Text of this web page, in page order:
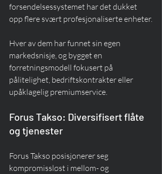
forsendelsessystemet har det dukket
opp flere svært profesjonaliserte enheter.
Hver av dem har funnet sin egen
markedsnisje, og bygget en
forretningsmodell fokusert på
pålitelighet, bedriftskontrakter eller
upåklagelig premiumservice.
Forus Takso: Diversifisert flåte
og tjenester
Forus Takso posisjonerer seg
kompromissløst i mellom- og